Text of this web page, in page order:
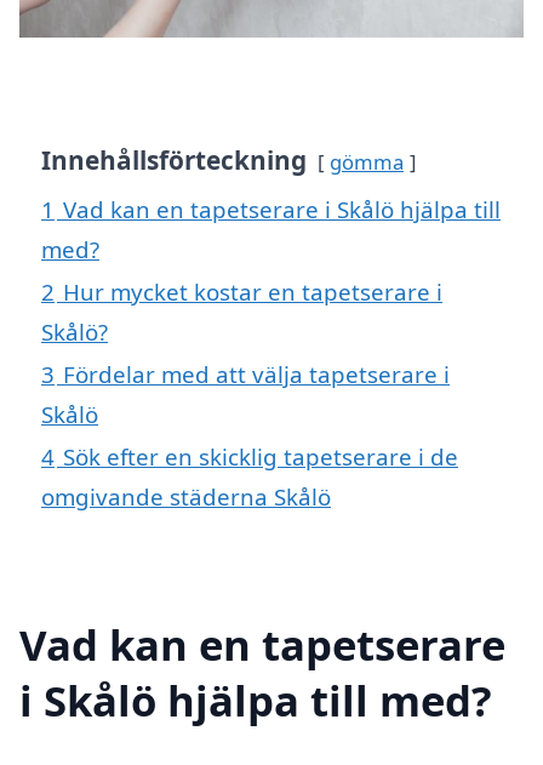
Innehållsförteckning gömma
1 Vad kan en tapetserare i Skålö hjälpa till
med?
2 Hur mycket kostar en tapetserare i
Skålö?
3 Fördelar med att välja tapetserare i
Skålö
4 Sök efter en skicklig tapetserare i de
omgivande städerna Skålö
Vad kan en tapetserare
i Skålö hjälpa till med?